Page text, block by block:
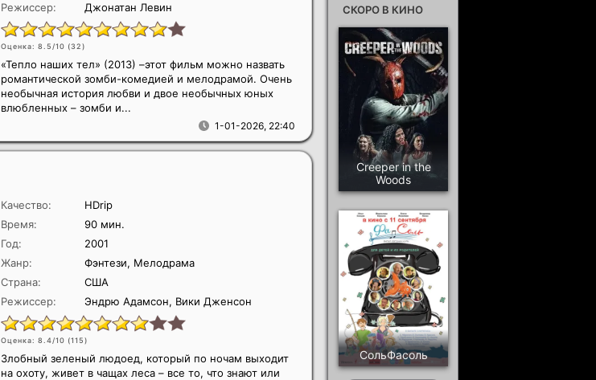
Режиссер:
Джонатан Левин
Оценка: 8.5/10 (32)
1-01-2026, 22:40
«Тепло наших тел» (2013) –этот фильм можно назвать
романтической зомби-комедией и мелодрамой. Очень
необычная история любви и двое необычных юных
влюбленных – зомби и...
Качество:
HDrip
Время:
90 мин.
Год:
2001
Жанр:
Фэнтези, Мелодрама
Страна:
США
Режиссер:
Эндрю Адамсон, Вики Дженсон
Оценка: 8.4/10 (115)
Злобный зеленый людоед, который по ночам выходит
на охоту, живет в чащах леса – все то, что знают или
СКОРО В КИНО
Creeper in the
Woods
СольФасоль